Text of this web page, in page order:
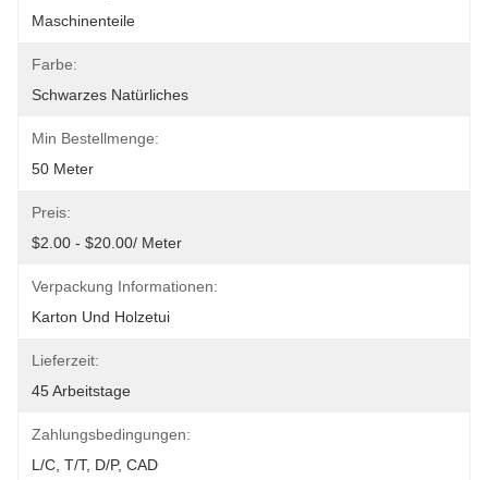
Maschinenteile
Farbe:
Schwarzes Natürliches
Min Bestellmenge:
50 Meter
Preis:
$2.00 - $20.00/ Meter
Verpackung Informationen:
Karton Und Holzetui
Lieferzeit:
45 Arbeitstage
Zahlungsbedingungen:
L/C, T/T, D/P, CAD